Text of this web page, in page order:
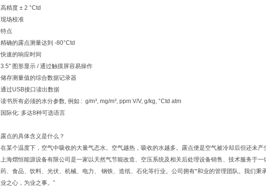
高精度 ± 2 °Ctd
现场校准
特点
精确的露点测量达到 -80°Ctd
快速的响应时间
3.5" 图形显示 / 通过触摸屏容易操作
储存测量值的综合数据记录器
通过USB接口读出数据
读书所有必须的水分参数, 例如 : g/m³, mg/m³, ppm V/V, g/kg, °Ctd atm
国际化: 多达8种可选语言
露点的具体含义是什么？
在某个温度下，空气中吸收的大量气态水。空气越热，吸收的水越多。露点便是空气被冷却后但还未产
上海熠恒能源设备有限公司是一家以天然气节能改造、空压系统及相关后处理设备销售、技术服务于
药、食品、饮料、光伏、机械、电力、 钢铁、造纸、石化等行业。公司拥有*和业的管理团队。我们秉
业之心，为业之事。”